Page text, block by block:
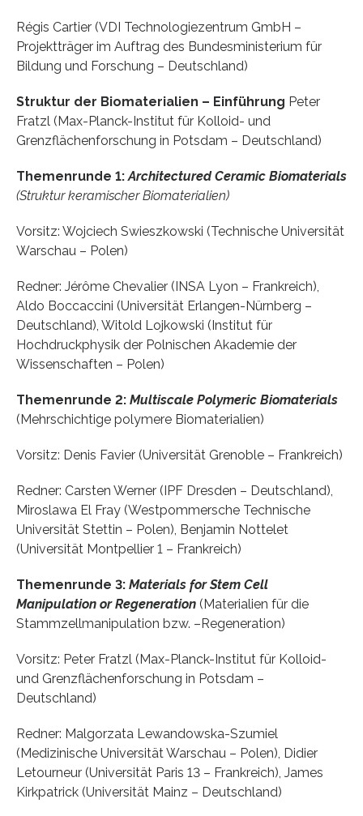
Régis Cartier (VDI Technologiezentrum GmbH –
Projektträger im Auftrag des Bundesministerium für
Bildung und Forschung – Deutschland)
Struktur der Biomaterialien – Einführung Peter
Fratzl (Max-Planck-Institut für Kolloid- und
Grenzflächenforschung in Potsdam – Deutschland)
Themenrunde 1: Architectured Ceramic Biomaterials
(Struktur keramischer Biomaterialien)
Vorsitz: Wojciech Swieszkowski (Technische Universität
Warschau – Polen)
Redner: Jérôme Chevalier (INSA Lyon – Frankreich),
Aldo Boccaccini (Universität Erlangen-Nürnberg –
Deutschland), Witold Lojkowski (Institut für
Hochdruckphysik der Polnischen Akademie der
Wissenschaften – Polen)
Themenrunde 2: Multiscale Polymeric Biomaterials
(Mehrschichtige polymere Biomaterialien)
Vorsitz: Denis Favier (Universität Grenoble – Frankreich)
Redner: Carsten Werner (IPF Dresden – Deutschland),
Miroslawa El Fray (Westpommersche Technische
Universität Stettin – Polen), Benjamin Nottelet
(Universität Montpellier 1 – Frankreich)
Themenrunde 3: Materials for Stem Cell
Manipulation or Regeneration (Materialien für die
Stammzellmanipulation bzw. –Regeneration)
Vorsitz: Peter Fratzl (Max-Planck-Institut für Kolloid-
und Grenzflächenforschung in Potsdam –
Deutschland)
Redner: Malgorzata Lewandowska-Szumiel
(Medizinische Universität Warschau – Polen), Didier
Letourneur (Universität Paris 13 – Frankreich), James
Kirkpatrick (Universität Mainz – Deutschland)